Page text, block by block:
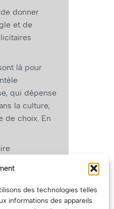
des technologies telles
informations des appareils.
donner
et de
là pour
qui dépense
la culture,
de choix. En